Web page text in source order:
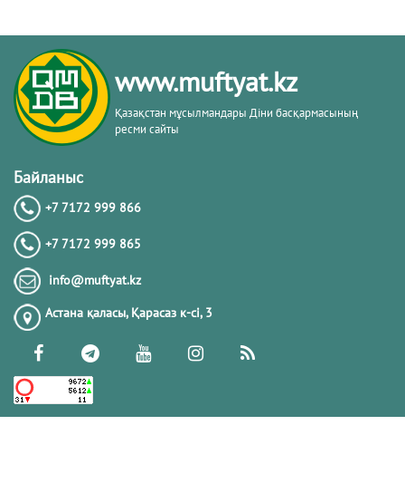
www.muftyat.kz
Қазақстан мұсылмандары Діни басқармасының
ресми сайты
Байланыс
+7 7172 999 866
+7 7172 999 865
info@muftyat.kz
Астана қаласы, Қарасаз к-сi, 3